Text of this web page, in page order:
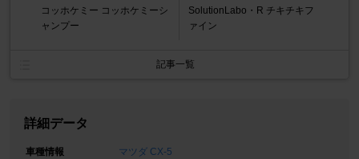
コッホケミー コッホケミーシ
ャンプー
SolutionLabo・R チキチキフ
ァイン
記事一覧
詳細データ
車種情報
マツダ CX-5